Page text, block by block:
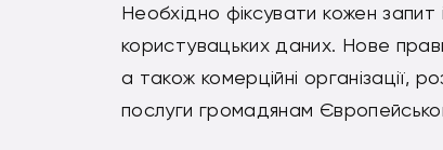
Необхідно фіксувати кожен запит
користувацьких даних. Нове
а також комерційні організації,
послуги громадянам